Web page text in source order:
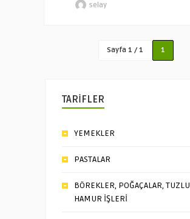
selay
Sayfa 1 / 1 1
TARİFLER
YEMEKLER
PASTALAR
BÖREKLER, POĞAÇALAR, TUZLU
HAMUR İŞLERİ